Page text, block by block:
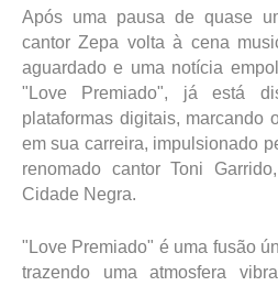
Após uma pausa de quase
cantor Zepa volta à cena
aguardado e uma notícia
"Love Premiado", já está
plataformas digitais, marcando
em sua carreira, impulsionado
renomado cantor Toni
Cidade Negra.
"Love Premiado" é uma fusão
trazendo uma atmosfera